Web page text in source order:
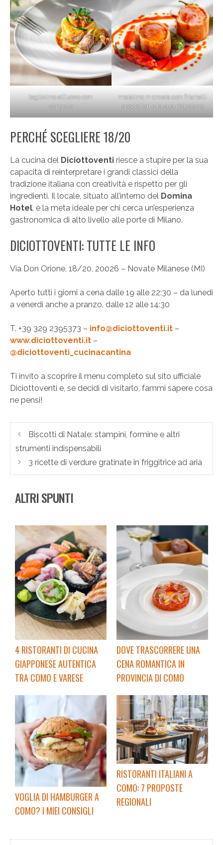
tagliolino all’uovo con
vongole
maialino in crosta con friarielli
spadellati e la sua riduzione
PERCHÉ SCEGLIERE 18/20
La cucina del Diciottoventi riesce a stupire per la sua
capacità di reinterpretare i grandi classici della
tradizione italiana con creatività e rispetto per gli
ingredienti. Il locale, situato all’interno del Domina
Hotel, è la meta ideale per chi cerca un’esperienza
gastronomica di alto livello alle porte di Milano.
DICIOTTOVENTI: TUTTE LE INFO
Via Don Orione, 18/20, 20026 – Novate Milanese (MI)
Aperto tutti i giorni a cena dalle 19 alle 22:30 – da lunedì
a venerdì anche a pranzo, dalle 12 alle 14:30
T. +39 329 2395373 – info@diciottoventi.it –
www.diciottoventi.it –
@diciottoventi_cucinacantina
Ti invito a scoprire il menu completo sul sito ufficiale
Diciottoventi e, se decidi di visitarlo, fammi sapere cosa
ne pensi!
Biscotti di Natale: stampini, formine e altri
strumenti indispensabili
3 ricette di verdure gratinate in friggitrice ad aria
ALTRI SPUNTI
4 RISTORANTI DI CUCINA
GIAPPONESE AUTENTICA
TRA COMO E VARESE
DOVE TRASCORRERE UNA
CENA ROMANTICA IN
PROVINCIA DI COMO
VOGLIA DI HAMBURGER A
COMO? I MIEI CONSIGLI
RISTORANTI ITALIANI A
COMO: 7 PROPOSTE
REGIONALI